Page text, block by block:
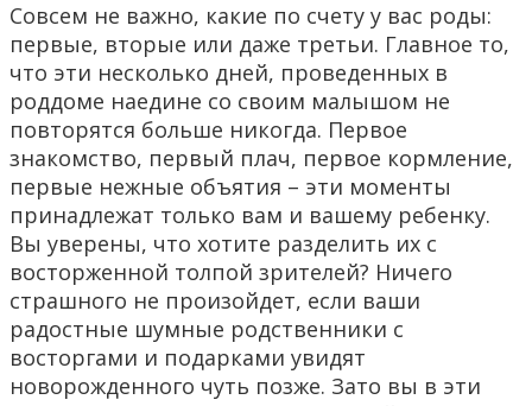
Совсем не важно, какие по счету у вас роды:
первые, вторые или даже третьи. Главное то,
что эти несколько дней, проведенных в
роддоме наедине со своим малышом не
повторятся больше никогда. Первое
знакомство, первый плач, первое кормление,
первые нежные объятия – эти моменты
принадлежат только вам и вашему ребенку.
Вы уверены, что хотите разделить их с
восторженной толпой зрителей? Ничего
страшного не произойдет, если ваши
радостные шумные родственники с
восторгами и подарками увидят
новорожденного чуть позже. Зато вы в эти